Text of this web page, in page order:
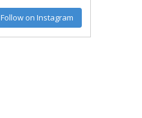
Follow on Instagram